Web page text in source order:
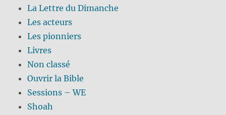
La Lettre du Dimanche
Les acteurs
Les pionniers
Livres
Non classé
Ouvrir la Bible
Sessions – WE
Shoah